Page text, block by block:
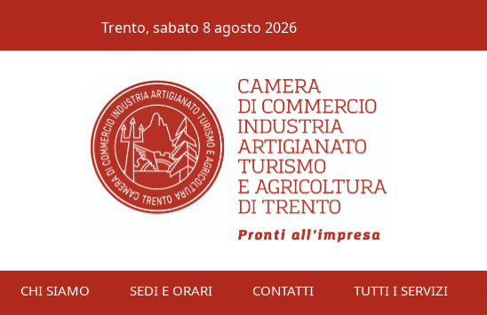
Trento, sabato 8 agosto 2026
CHI SIAMO SEDI E ORARI CONTATTI TUTTI I SERVIZI